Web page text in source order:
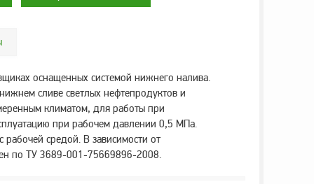
оснащенных системой нижнего налива.
сливе светлых нефтепродуктов и
климатом, для работы при
при рабочем давлении 0,5 МПа.
средой. В зависимости от
по ТУ 3689-001-75669896-2008.